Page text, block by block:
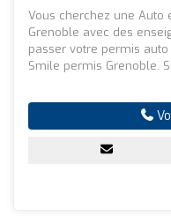
Vous cherchez une Auto
Grenoble avec des
passer votre permis
Smile permis Grenoble.